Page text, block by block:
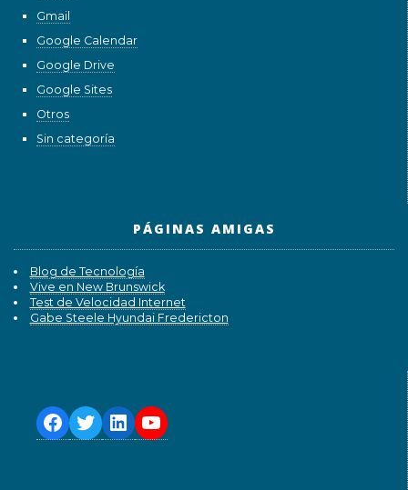
Gmail
Google Calendar
Google Drive
Google Sites
Otros
Sin categoría
PÁGINAS AMIGAS
Blog de Tecnología
Vive en New Brunswick
Test de Velocidad Internet
Gabe Steele Hyundai Fredericton